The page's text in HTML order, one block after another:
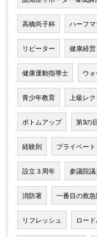
高橋尚子杯 ハーフ
リピーター 健康経営
健康運動指導士 ウ
青少年教育 上級レ
ボトムアップ 第3の目
経験則 プライベート
設立３周年 参議院
消防署 一番目の救急
リフレッシュ ロー